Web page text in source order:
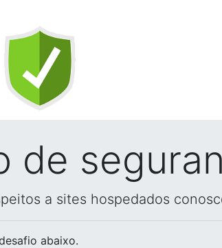
de
a sites hospedados
abaixo.